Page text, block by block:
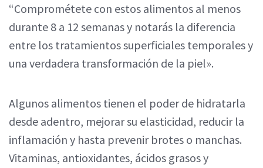
“Comprométete con estos alimentos al menos
durante 8 a 12 semanas y notarás la diferencia
entre los tratamientos superficiales temporales y
una verdadera transformación de la piel».
Algunos alimentos tienen el poder de hidratarla
desde adentro, mejorar su elasticidad, reducir la
inflamación y hasta prevenir brotes o manchas.
Vitaminas, antioxidantes, ácidos grasos y